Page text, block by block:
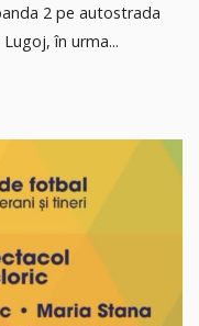
2 pe autostrada
în urma...